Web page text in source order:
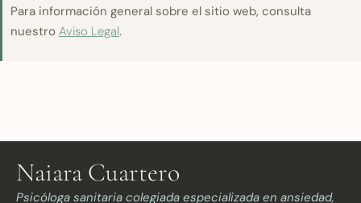
Para información general sobre el sitio web, consulta
nuestro Aviso Legal.
Naiara Cuartero
Psicóloga sanitaria colegiada especializada en ansiedad,